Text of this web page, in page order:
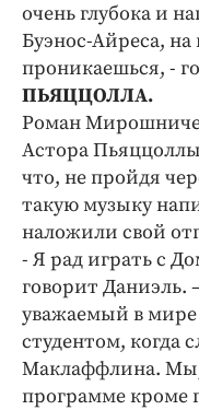
очень глубока и
Буэнос-Айреса,
проникаешься, -
ПЬЯЦЦОЛЛА.
Роман
Астора
что, не пройдя
такую музыку
наложили свой
- Я рад играть с
говорит Даниэль.
уважаемый в
студентом, когда
Маклаффлина. Мы,
программе кроме